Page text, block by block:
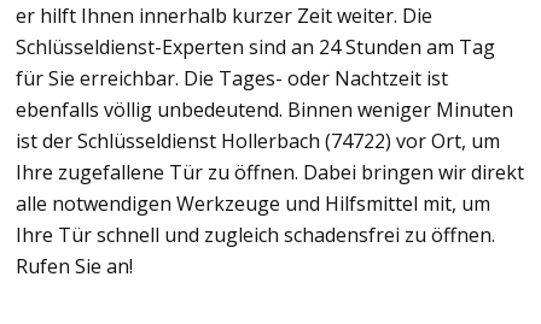
er hilft Ihnen innerhalb kurzer Zeit weiter. Die
Schlüsseldienst-Experten sind an 24 Stunden am Tag
für Sie erreichbar. Die Tages- oder Nachtzeit ist
ebenfalls völlig unbedeutend. Binnen weniger Minuten
ist der Schlüsseldienst Hollerbach (74722) vor Ort, um
Ihre zugefallene Tür zu öffnen. Dabei bringen wir direkt
alle notwendigen Werkzeuge und Hilfsmittel mit, um
Ihre Tür schnell und zugleich schadensfrei zu öffnen.
Rufen Sie an!